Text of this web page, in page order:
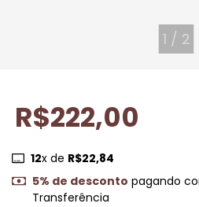
1 / 2
R$222,00
12x de R$22,84
5% de desconto pagando
Transferência